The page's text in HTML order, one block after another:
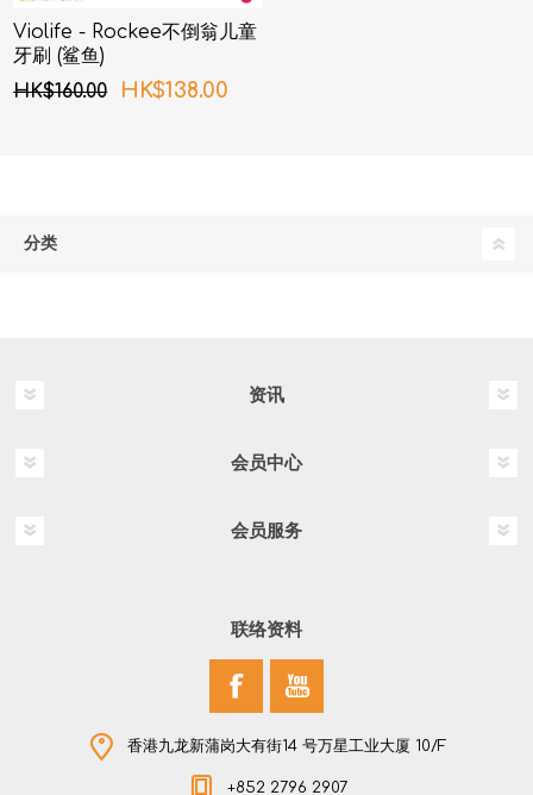
Violife - Rockee不倒翁儿童
牙刷 (鲨鱼)
HK$160.00
HK$138.00
分类
资讯
会员中心
会员服务
联络资料
香港九龙新蒲岗大有街14 号万星工业大厦 10/F
+852 2796 2907